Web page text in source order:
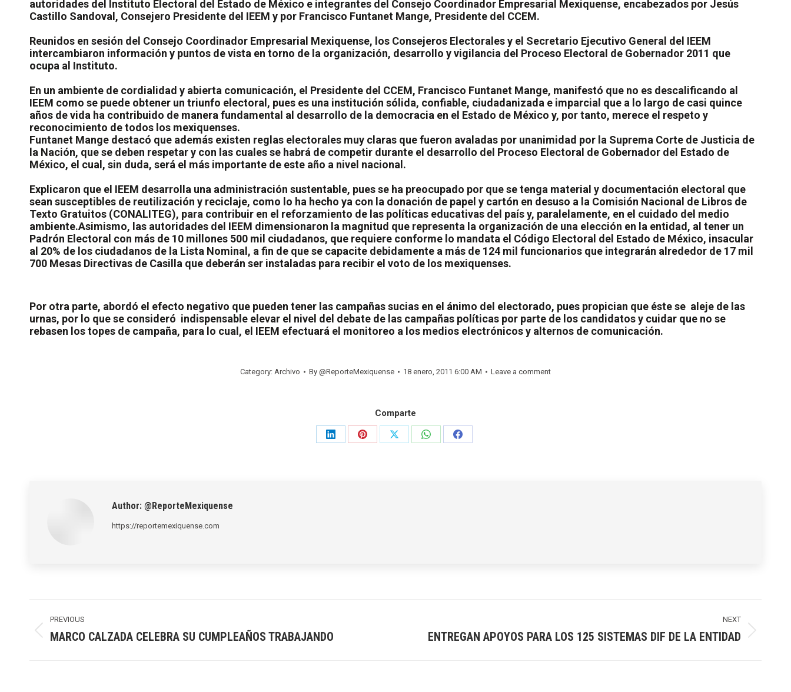
autoridades del Instituto Electoral del Estado de México e integrantes del Consejo Coordinador Empresarial Mexiquense, encabezados por Jesús
Castillo Sandoval, Consejero Presidente del IEEM y por Francisco Funtanet Mange, Presidente del CCEM.
Reunidos en sesión del Consejo Coordinador Empresarial Mexiquense, los Consejeros Electorales y el Secretario Ejecutivo General del IEEM
intercambiaron información y puntos de vista en torno de la organización, desarrollo y vigilancia del Proceso Electoral de Gobernador 2011 que
ocupa al Instituto.
En un ambiente de cordialidad y abierta comunicación, el Presidente del CCEM, Francisco Funtanet Mange, manifestó que no es descalificando al
IEEM como se puede obtener un triunfo electoral, pues es una institución sólida, confiable, ciudadanizada e imparcial que a lo largo de casi quince
años de vida ha contribuido de manera fundamental al desarrollo de la democracia en el Estado de México y, por tanto, merece el respeto y
reconocimiento de todos los mexiquenses.
Funtanet Mange destacó que además existen reglas electorales muy claras que fueron avaladas por unanimidad por la Suprema Corte de Justicia de
la Nación, que se deben respetar y con las cuales se habrá de competir durante el desarrollo del Proceso Electoral de Gobernador del Estado de
México, el cual, sin duda, será el más importante de este año a nivel nacional.
Explicaron que el IEEM desarrolla una administración sustentable, pues se ha preocupado por que se tenga material y documentación electoral que
sean susceptibles de reutilización y reciclaje, como lo ha hecho ya con la donación de papel y cartón en desuso a la Comisión Nacional de Libros de
Texto Gratuitos (CONALITEG), para contribuir en el reforzamiento de las políticas educativas del país y, paralelamente, en el cuidado del medio
ambiente.Asimismo, las autoridades del IEEM dimensionaron la magnitud que representa la organización de una elección en la entidad, al tener un
Padrón Electoral con más de 10 millones 500 mil ciudadanos, que requiere conforme lo mandata el Código Electoral del Estado de México, insacular
al 20% de los ciudadanos de la Lista Nominal, a fin de que se capacite debidamente a más de 124 mil funcionarios que integrarán alrededor de 17 mil
700 Mesas Directivas de Casilla que deberán ser instaladas para recibir el voto de los mexiquenses.
Por otra parte, abordó el efecto negativo que pueden tener las campañas sucias en el ánimo del electorado, pues propician que éste se aleje de las
urnas, por lo que se consideró indispensable elevar el nivel del debate de las campañas políticas por parte de los candidatos y cuidar que no se
rebasen los topes de campaña, para lo cual, el IEEM efectuará el monitoreo a los medios electrónicos y alternos de comunicación.
Category: Archivo By @ReporteMexiquense 18 enero, 2011 6:00 AM Leave a comment
Comparte
Share
Share
Share
Share
Share
Author: @ReporteMexiquense
https://reportemexiquense.com
navigation
PREVIOUS
Previous
MARCO CALZADA CELEBRA SU CUMPLEAÑOS TRABAJANDO
NEXT
NextENTREGAN APOYOS PARA LOS 125 SISTEMAS DIF DE LA ENTIDAD